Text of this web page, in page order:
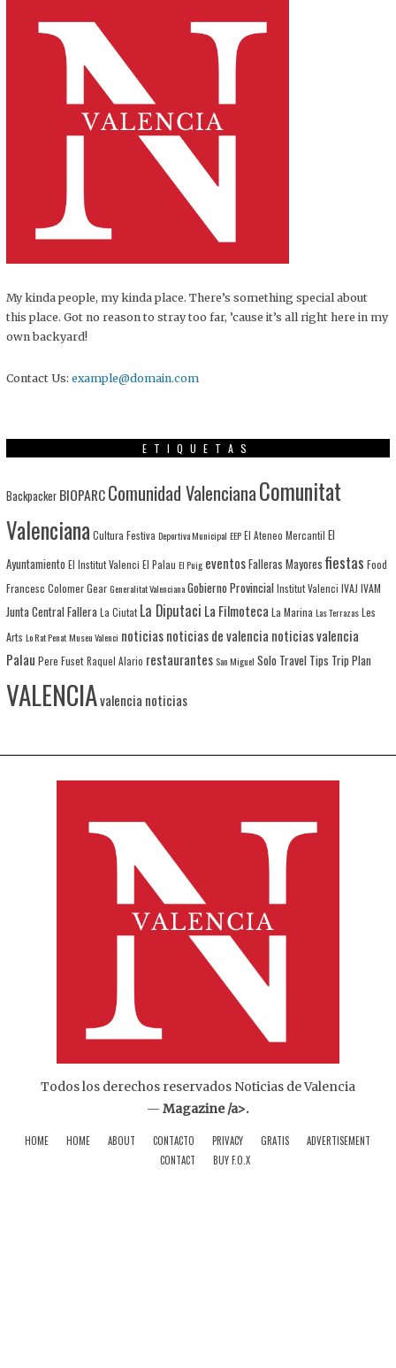
My kinda people, my kinda place. There’s something special about
this place. Got no reason to stray too far, ’cause it’s all right here in my
own backyard!
Contact Us: example@domain.com
ETIQUETAS
Backpacker BIOPARCComunidad ValencianaComunitat
Valenciana Cultura Festiva Deportiva Municipal EEP El Ateneo Mercantil El
Ayuntamiento El Institut Valenci El Palau El Puig eventosFalleras Mayoresfiestas Food
Francesc ColomerGear Generalitat Valenciana Gobierno Provincial Institut Valenci IVAJ IVAM
Junta Central Fallera La Ciutat La Diputaci La Filmoteca La Marina Las Terrazas Les
Arts Lo Rat Penat Museu Valenci noticiasnoticias de valencia noticias valencia
Palau Pere Fuset Raquel Alario restaurantes San Miguel Solo Travel Tips Trip Plan
VALENCIAvalencia noticias
Todos los derechos reservados Noticias de Valencia
—Magazine /a>.
HOME HOME ABOUT CONTACTO PRIVACY GRATIS
ADVERTISEMENT
CONTACT
BUY F.O.X